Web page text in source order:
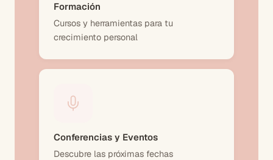
Formación
Cursos y herramientas para tu
crecimiento personal
Conferencias y Eventos
Descubre las próximas fechas